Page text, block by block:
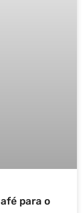
para o